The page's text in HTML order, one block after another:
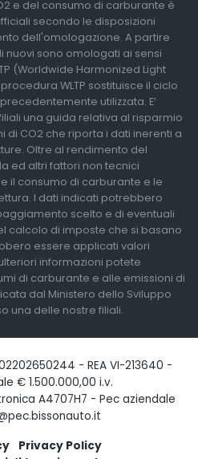
e del consumo di carburante è
secondo le disposizioni
dell'omologazione. A partire
nuovi sono omologati ai sensi
(Worldwide Harmonized Light
WLTP sostituisce il ciclo
utilizzata. E’
una guida relativa al risparmio
di CO2 che riporta i dati inerenti a
Oltre al rendimento del
ed altri fattori non tecnici
il consumo di carburante e le
I dati indicati potrebbero
scelto e di eventuali
calcolo di imposte che si basano
essere applicati valori
informazioni potete
di carburante e alle emissioni di
dal Ministero dello Sviluppo
una delle nostre filiali.
- REA VI-213640 -
€ 1.500.000,00 i.v.
A4707H7 - Pec aziendale
Privacy Policy